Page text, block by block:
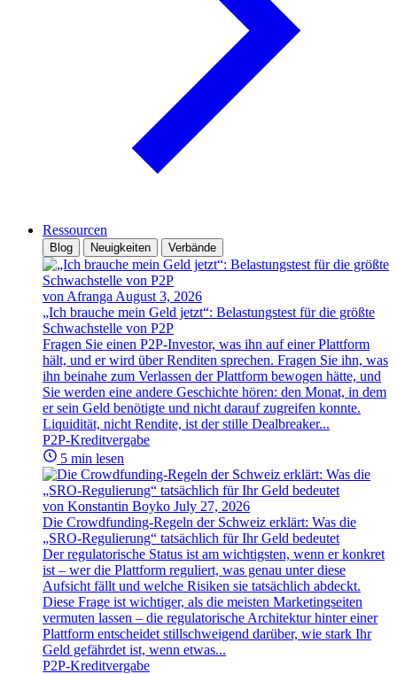
Ressourcen
Blog Neuigkeiten Verbände
von Afranga August 3, 2026
„Ich brauche mein Geld jetzt“: Belastungstest für die größte
Schwachstelle von P2P
Fragen Sie einen P2P-Investor, was ihn auf einer Plattform
hält, und er wird über Renditen sprechen. Fragen Sie ihn, was
ihn beinahe zum Verlassen der Plattform bewogen hätte, und
Sie werden eine andere Geschichte hören: den Monat, in dem
er sein Geld benötigte und nicht darauf zugreifen konnte.
Liquidität, nicht Rendite, ist der stille Dealbreaker...
P2P-Kreditvergabe
5 min lesen
von Konstantin Boyko July 27, 2026
Die Crowdfunding-Regeln der Schweiz erklärt: Was die
„SRO-Regulierung“ tatsächlich für Ihr Geld bedeutet
Der regulatorische Status ist am wichtigsten, wenn er konkret
ist – wer die Plattform reguliert, was genau unter diese
Aufsicht fällt und welche Risiken sie tatsächlich abdeckt.
Diese Frage ist wichtiger, als die meisten Marketingseiten
vermuten lassen – die regulatorische Architektur hinter einer
Plattform entscheidet stillschweigend darüber, wie stark Ihr
Geld gefährdet ist, wenn etwas...
P2P-Kreditvergabe